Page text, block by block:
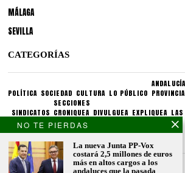
MÁLAGA
SEVILLA
CATEGORÍAS
POLÍTICA SOCIEDAD CULTURA LO PÚBLICO
ANDALUCÍA
SINDICATOS
SECCIONES
CRONIQUEA DIVULGUEA EXPLIQUEA
CONDICIONES LEGALES
Aviso legal
NO TE PIERDAS
La nueva Junta PP-Vox
costará 2,5 millones de euros
más en altos cargos a los
andaluces que la pasada